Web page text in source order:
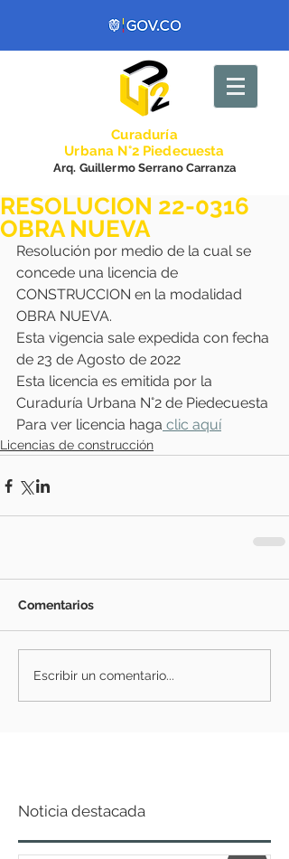
Curaduría
Urbana N°2 Piedecuesta
Arq. Guillermo Serrano Carranza
RESOLUCION 22-0316
OBRA NUEVA
Resolución por medio de la cual se
concede una licencia de
CONSTRUCCION en la modalidad
OBRA NUEVA.
Esta vigencia sale expedida con fecha
de 23 de Agosto de 2022
Esta licencia es emitida por la
Curaduría Urbana N°2 de Piedecuesta
Para ver licencia haga clic aquí
Licencias de construcción
Comentarios
Escribir un comentario...
Noticia destacada